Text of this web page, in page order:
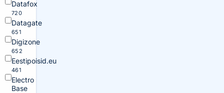
Datafox
720
Datagate
651
Digizone
652
Eestipoisid.eu
461
Electro
Base